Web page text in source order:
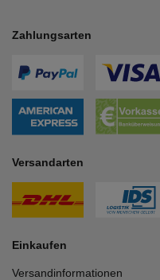
Zahlungsarten
Versandarten
Einkaufen
Versandinformationen